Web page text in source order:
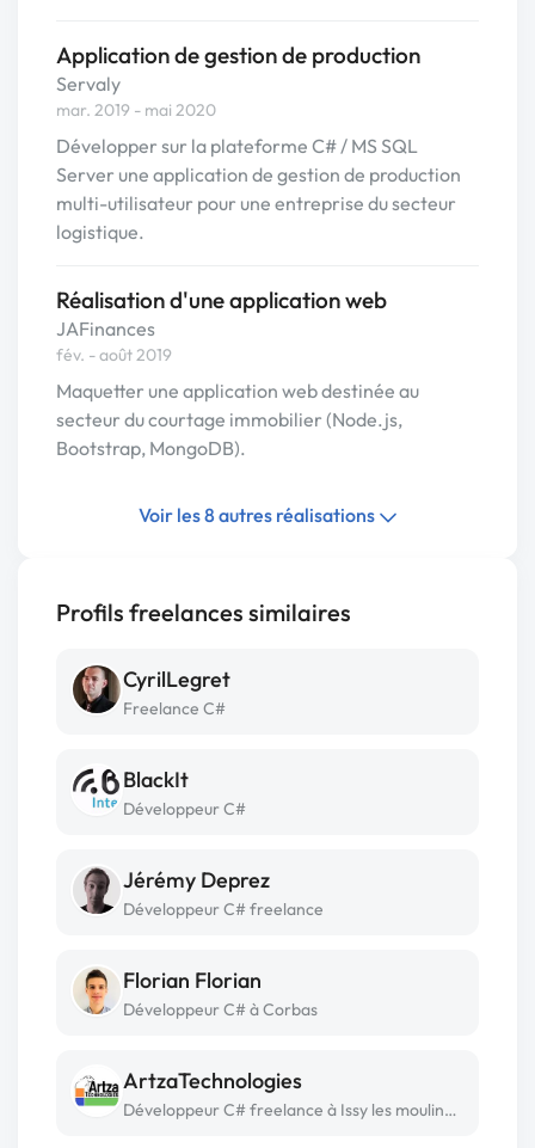
Application de gestion de production
Servaly
mar. 2019 - mai 2020
Développer sur la plateforme C# / MS SQL
Server une application de gestion de production
multi-utilisateur pour une entreprise du secteur
logistique.
Réalisation d'une application web
JAFinances
fév. - août 2019
Maquetter une application web destinée au
secteur du courtage immobilier (Node.js,
Bootstrap, MongoDB).
Voir les 8 autres réalisations
Profils freelances similaires
CyrilLegret
Freelance C#
BlackIt
Développeur C#
Jérémy Deprez
Développeur C# freelance
Florian Florian
Développeur C# à Corbas
ArtzaTechnologies
Développeur C# freelance à Issy les moulineaux